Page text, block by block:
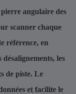
angulaire des
scanner chaque
référence, en
les
de piste. Le
et facilite le